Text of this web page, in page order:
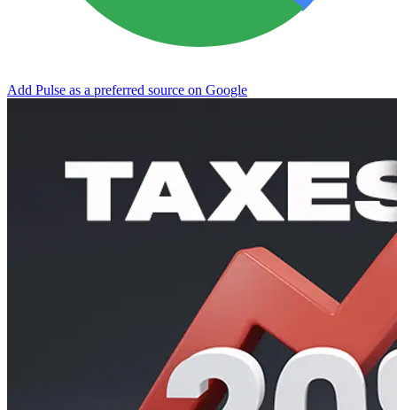
Add Pulse as a preferred source on Google